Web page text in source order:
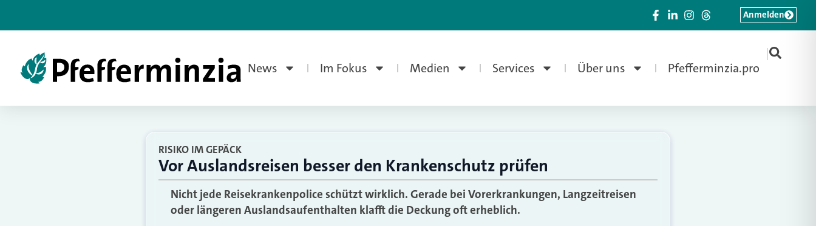
News Im Fokus Medien Services Über uns Pfefferminzia.pro
|
Anmelden
RISIKO IM GEPÄCK
Vor Auslandsreisen besser den Krankenschutz prüfen
Nicht jede Reisekrankenpolice schützt wirklich. Gerade bei Vorerkrankungen, Langzeitreisen
oder längeren Auslandsaufenthalten klafft die Deckung oft erheblich.